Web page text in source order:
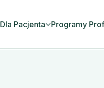
Dla Pacjenta Programy